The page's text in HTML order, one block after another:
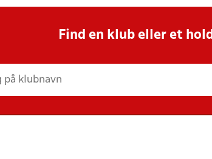
Find en klub eller et hold